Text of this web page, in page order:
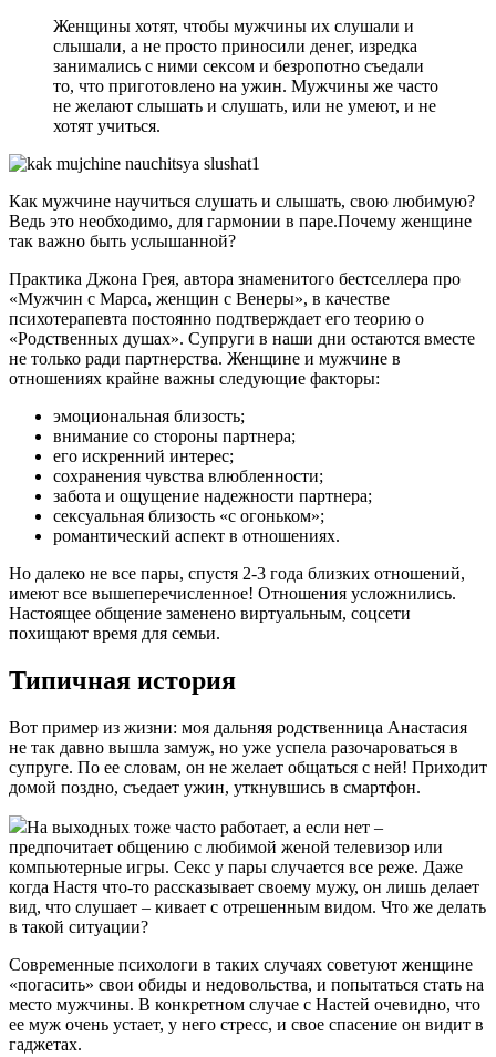
Женщины хотят, чтобы мужчины их слушали и
слышали, а не просто приносили денег, изредка
занимались с ними сексом и безропотно съедали
то, что приготовлено на ужин. Мужчины же часто
не желают слышать и слушать, или не умеют, и не
хотят учиться.
Как мужчине научиться слушать и слышать, свою любимую?
Ведь это необходимо, для гармонии в паре.Почему женщине
так важно быть услышанной?
Практика Джона Грея, автора знаменитого бестселлера про
«Мужчин с Марса, женщин с Венеры», в качестве
психотерапевта постоянно подтверждает его теорию о
«Родственных душах». Супруги в наши дни остаются вместе
не только ради партнерства. Женщине и мужчине в
отношениях крайне важны следующие факторы:
эмоциональная близость;
внимание со стороны партнера;
его искренний интерес;
сохранения чувства влюбленности;
забота и ощущение надежности партнера;
сексуальная близость «с огоньком»;
романтический аспект в отношениях.
Но далеко не все пары, спустя 2-3 года близких отношений,
имеют все вышеперечисленное! Отношения усложнились.
Настоящее общение заменено виртуальным, соцсети
похищают время для семьи.
Типичная история
Вот пример из жизни: моя дальняя родственница Анастасия
не так давно вышла замуж, но уже успела разочароваться в
супруге. По ее словам, он не желает общаться с ней! Приходит
домой поздно, съедает ужин, уткнувшись в смартфон.
На выходных тоже часто работает, а если нет –
предпочитает общению с любимой женой телевизор или
компьютерные игры. Секс у пары случается все реже. Даже
когда Настя что-то рассказывает своему мужу, он лишь делает
вид, что слушает – кивает с отрешенным видом. Что же делать
в такой ситуации?
Современные психологи в таких случаях советуют женщине
«погасить» свои обиды и недовольства, и попытаться стать на
место мужчины. В конкретном случае с Настей очевидно, что
ее муж очень устает, у него стресс, и свое спасение он видит в
гаджетах.